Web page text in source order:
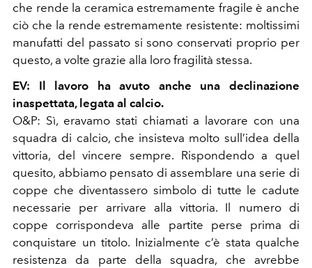
che rende la ceramica estremamente fragile è anche
ciò che la rende estremamente resistente: moltissimi
manufatti del passato si sono conservati proprio per
questo, a volte grazie alla loro fragilità stessa.
EV: Il lavoro ha avuto anche una declinazione
inaspettata, legata al calcio.
O&P: Sì, eravamo stati chiamati a lavorare con una
squadra di calcio, che insisteva molto sull’idea della
vittoria, del vincere sempre. Rispondendo a quel
quesito, abbiamo pensato di assemblare una serie di
coppe che diventassero simbolo di tutte le cadute
necessarie per arrivare alla vittoria. Il numero di
coppe corrispondeva alle partite perse prima di
conquistare un titolo. Inizialmente c’è stata qualche
resistenza da parte della squadra, che avrebbe